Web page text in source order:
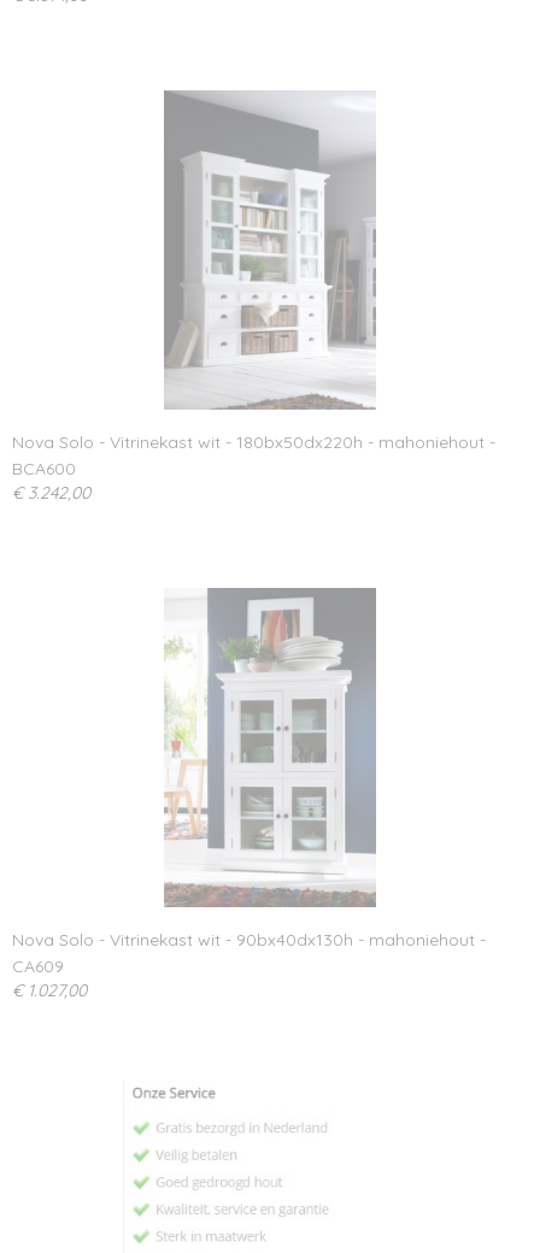
Nova Solo - Vitrinekast wit - 180bx50dx220h - mahoniehout -
BCA600
€ 3.242,00
Nova Solo - Vitrinekast wit - 90bx40dx130h - mahoniehout -
CA609
€ 1.027,00